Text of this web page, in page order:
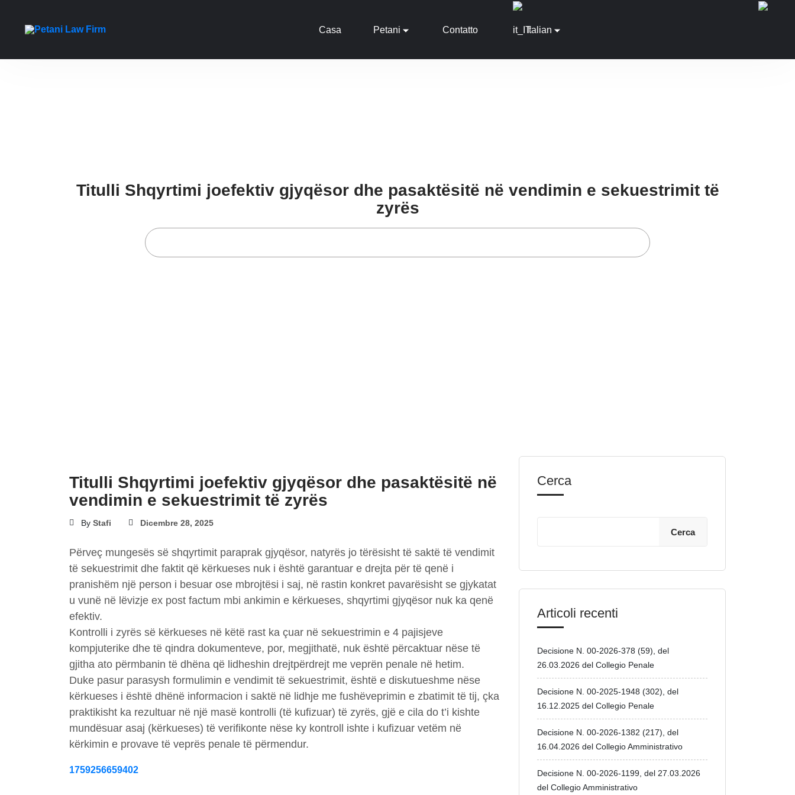
Casa Petani Contatto Italian
Titulli Shqyrtimi joefektiv gjyqësor dhe pasaktësitë në vendimin e sekuestrimit të
zyrës
Titulli Shqyrtimi joefektiv gjyqësor dhe pasaktësitë në
vendimin e sekuestrimit të zyrës
By Stafi Dicembre 28, 2025
Përveç mungesës së shqyrtimit paraprak gjyqësor, natyrës jo tërësisht të saktë të vendimit
të sekuestrimit dhe faktit që kërkueses nuk i është garantuar e drejta për të qenë i
pranishëm një person i besuar ose mbrojtësi i saj, në rastin konkret pavarësisht se gjykatat
u vunë në lëvizje ex post factum mbi ankimin e kërkueses, shqyrtimi gjyqësor nuk ka qenë
efektiv.
Kontrolli i zyrës së kërkueses në këtë rast ka çuar në sekuestrimin e 4 pajisjeve
kompjuterike dhe të qindra dokumenteve, por, megjithatë, nuk është përcaktuar nëse të
gjitha ato përmbanin të dhëna që lidheshin drejtpërdrejt me veprën penale në hetim.
Duke pasur parasysh formulimin e vendimit të sekuestrimit, është e diskutueshme nëse
kërkueses i është dhënë informacion i saktë në lidhje me fushëveprimin e zbatimit të tij, çka
praktikisht ka rezultuar në një masë kontrolli (të kufizuar) të zyrës, gjë e cila do t’i kishte
mundësuar asaj (kërkueses) të verifikonte nëse ky kontroll ishte i kufizuar vetëm në
kërkimin e provave të veprës penale të përmendur.
1759256659402
Cerca
Cerca
Articoli recenti
Decisione N. 00-2026-378 (59), del
26.03.2026 del Collegio Penale
Decisione N. 00-2025-1948 (302), del
16.12.2025 del Collegio Penale
Decisione N. 00-2026-1382 (217), del
16.04.2026 del Collegio Amministrativo
Decisione N. 00-2026-1199, del 27.03.2026
del Collegio Amministrativo